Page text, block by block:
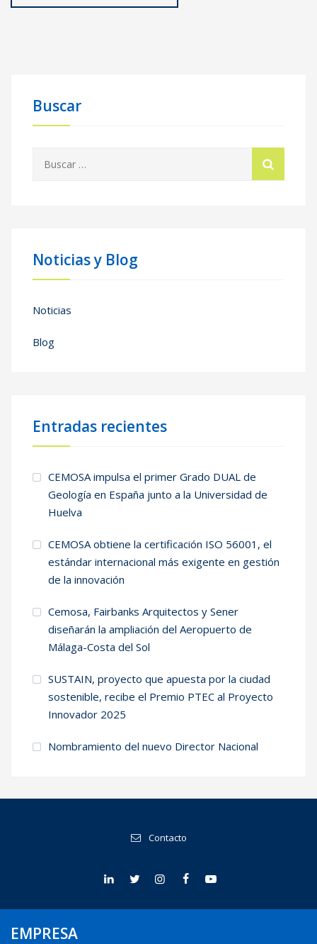
Buscar
Noticias y Blog
Noticias
Blog
Entradas recientes
CEMOSA impulsa el primer Grado DUAL de
Geología en España junto a la Universidad de
Huelva
CEMOSA obtiene la certificación ISO 56001, el
estándar internacional más exigente en gestión
de la innovación
Cemosa, Fairbanks Arquitectos y Sener
diseñarán la ampliación del Aeropuerto de
Málaga-Costa del Sol
SUSTAIN, proyecto que apuesta por la ciudad
sostenible, recibe el Premio PTEC al Proyecto
Innovador 2025
Nombramiento del nuevo Director Nacional
Contacto
EMPRESA